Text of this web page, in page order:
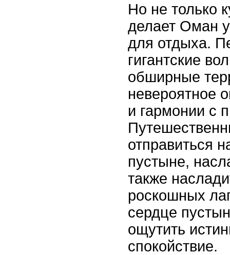
Но не только
делает Оман
для отдыха.
гигантские
обширные
невероятное
и гармонии с
отправиться
пустыне,
также
роскошных
сердце
ощутить
спокойствие.